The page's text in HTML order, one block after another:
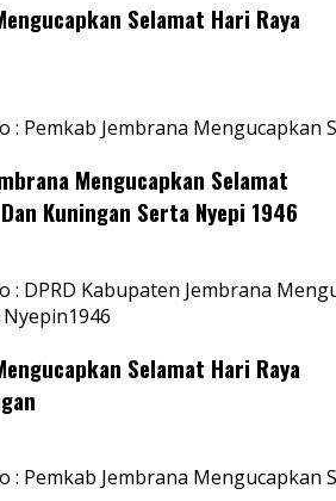
Selamat Hari Raya
: Pemkab Jembrana Mengucapkan
Mengucapkan Selamat
Kuningan Serta Nyepi 1946
: DPRD Kabupaten Jembrana
Selamat Hari Raya
: Pemkab Jembrana Mengucapkan